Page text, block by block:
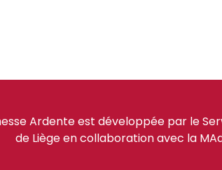
Ardente est développée par le
de Liège en collaboration avec la